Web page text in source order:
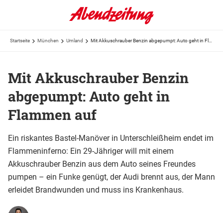
Startseite München Umland
Mit Akkuschrauber Benzin
abgepumpt: Auto geht in
Flammen auf
Ein riskantes Bastel-Manöver in Unterschleißheim endet im
Flammeninferno: Ein 29-Jähriger will mit einem
Akkuschrauber Benzin aus dem Auto seines Freundes
pumpen – ein Funke genügt, der Audi brennt aus, der Mann
erleidet Brandwunden und muss ins Krankenhaus.